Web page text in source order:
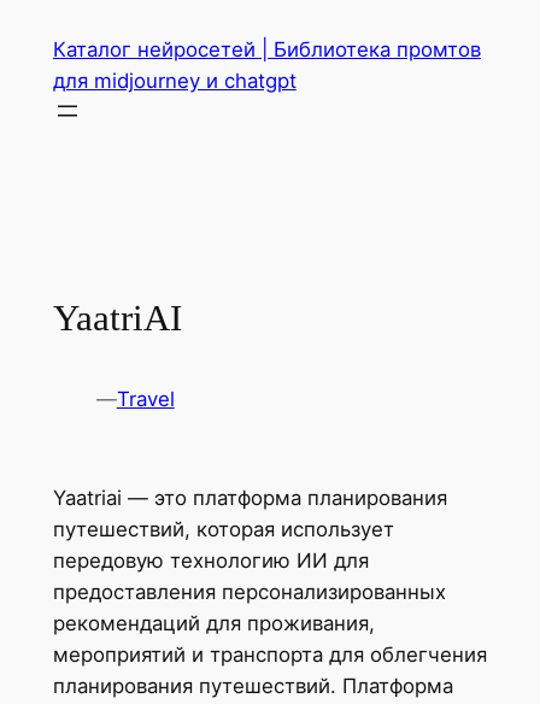
содержимому
Каталог нейросетей | Библиотека промтов
для midjourney и chatgpt
YaatriAI
—Travel
Yaatriai — это платформа планирования
путешествий, которая использует
передовую технологию ИИ для
предоставления персонализированных
рекомендаций для проживания,
мероприятий и транспорта для облегчения
планирования путешествий. Платформа